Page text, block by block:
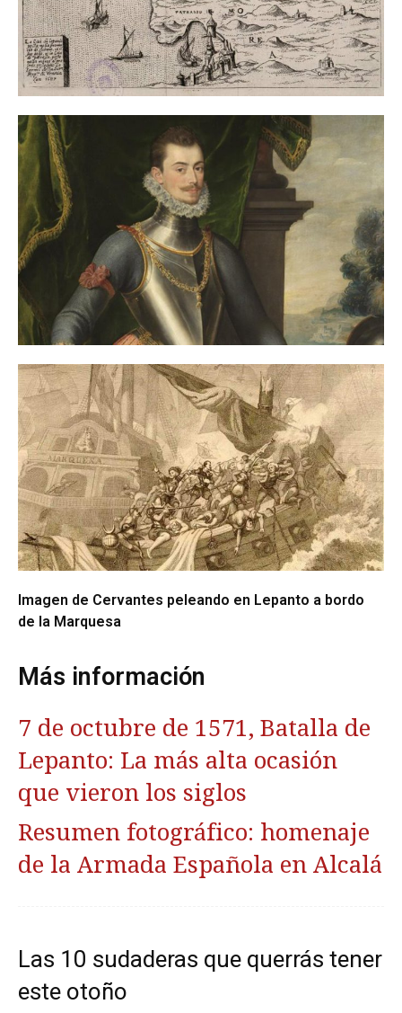
Imagen de Cervantes peleando en Lepanto a bordo
de la Marquesa
Más información
7 de octubre de 1571, Batalla de
Lepanto: La más alta ocasión
que vieron los siglos
Resumen fotográfico: homenaje
de la Armada Española en Alcalá
Las 10 sudaderas que querrás tener
este otoño